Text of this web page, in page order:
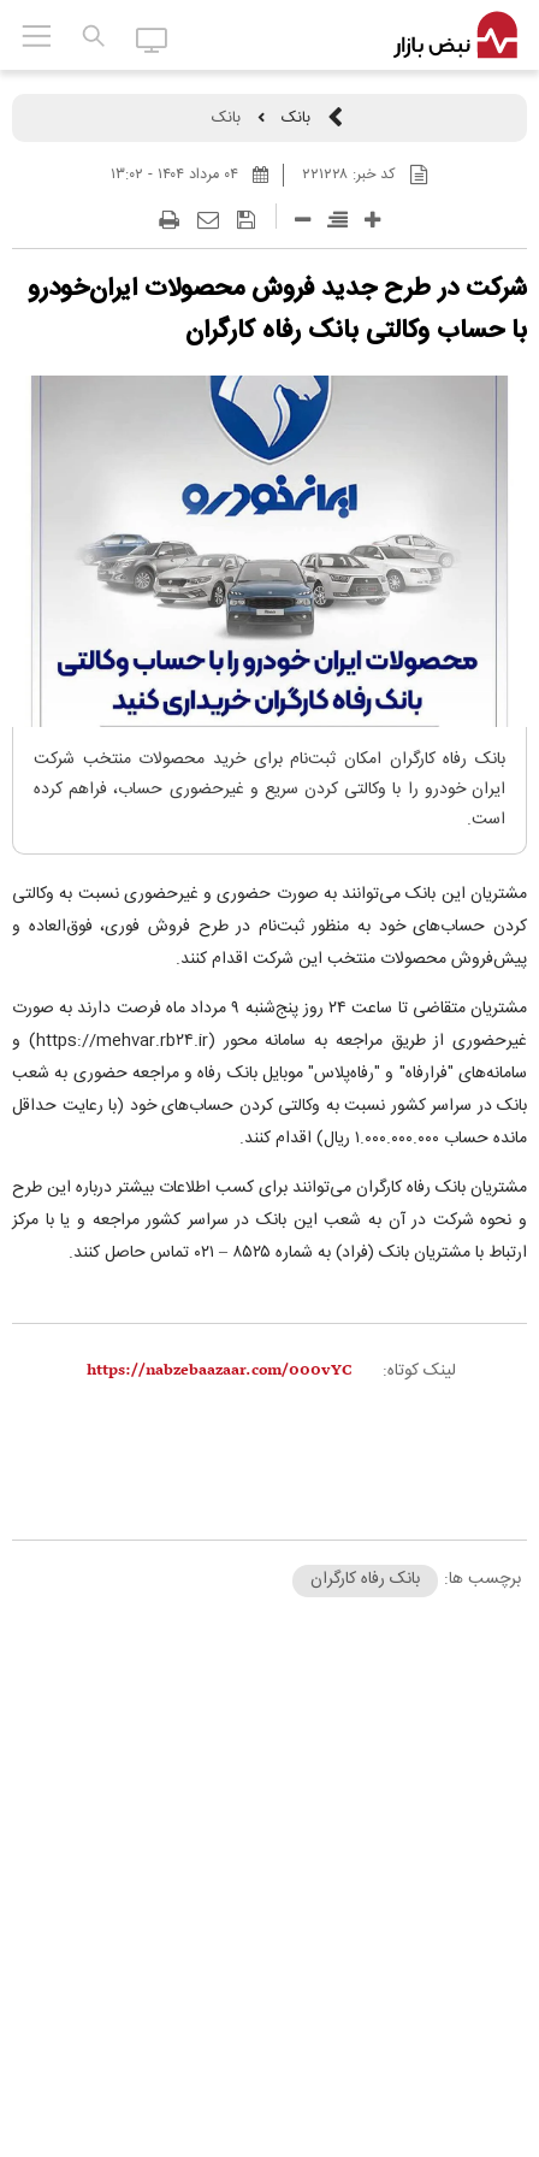
بانک بانک
کد خبر:۲۲۱۲۲۸ ۰۴ مرداد ۱۴۰۴ - ۱۳:۰۲
شرکت در طرح جدید فروش محصولات ایران‌خودرو
با حساب وکالتی بانک رفاه کارگران
بانک رفاه کارگران امکان ثبت‌نام برای خرید محصولات منتخب شرکت
ایران خودرو را با وکالتی کردن سریع و غیرحضوری حساب، فراهم کرده
است.
مشتریان این بانک می‌توانند به صورت حضوری و غیرحضوری نسبت به وکالتی
کردن حساب‌های خود به منظور ثبت‌نام در طرح فروش فوری، فوق‌العاده و
پیش‌فروش محصولات منتخب این شرکت اقدام کنند.
مشتریان متقاضی تا ساعت ۲۴ روز پنج‌شنبه ۹ مرداد ماه فرصت دارند به صورت
غیرحضوری از طریق مراجعه به سامانه محور (https://mehvar.rb۲۴.ir) و
سامانه‌های "فرارفاه" و "رفاه‌پلاس" موبایل بانک رفاه و مراجعه حضوری به شعب
بانک در سراسر کشور نسبت به وکالتی کردن حساب‌های خود (با رعایت حداقل
مانده حساب ۱.۰۰۰.۰۰۰.۰۰۰ ریال) اقدام کنند.
مشتریان بانک رفاه کارگران می‌توانند برای کسب اطلاعات بیشتر درباره این طرح
و نحوه شرکت در آن به شعب این بانک در سراسر کشور مراجعه و یا با مرکز
ارتباط با مشتریان بانک (فراد) به شماره ۸۵۲۵ – ۰۲۱ تماس حاصل کنند.
لینک کوتاه:
برچسب ها: بانک رفاه کارگران